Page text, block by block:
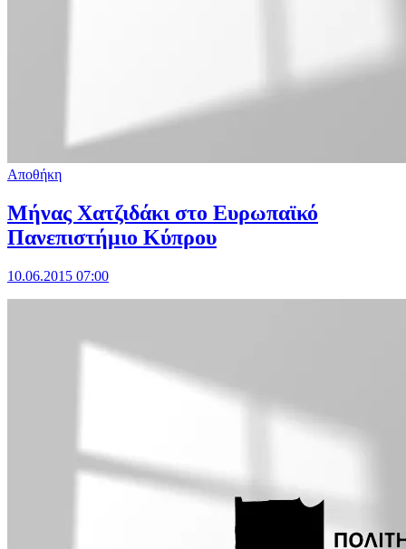
Αποθήκη
Μήνας Χατζιδάκι στο Ευρωπαϊκό
Πανεπιστήμιο Κύπρου
10.06.2015 07:00